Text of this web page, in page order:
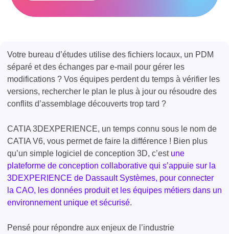
Votre bureau d’études utilise des fichiers locaux, un PDM
séparé et des échanges par e-mail pour gérer les
modifications ? Vos équipes perdent du temps à vérifier les
versions, rechercher le plan le plus à jour ou résoudre des
conflits d’assemblage découverts trop tard ?
CATIA 3DEXPERIENCE, un temps connu sous le nom de
CATIA V6, vous permet de faire la différence ! Bien plus
qu’un simple logiciel de conception 3D, c’est une
plateforme de conception collaborative qui s’appuie sur la
3DEXPERIENCE de Dassault Systèmes, pour connecter
la CAO, les données produit et les équipes métiers dans un
environnement unique et sécurisé.
Pensé pour répondre aux enjeux de l’industrie